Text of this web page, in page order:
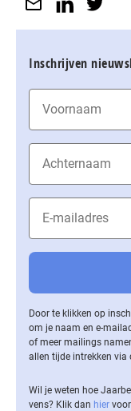
Inschrijven
Door te klikken op
om je naam en e-
of meer mailings
allen tijde intrekken via
Wil je weten hoe
vens? Klik dan hier